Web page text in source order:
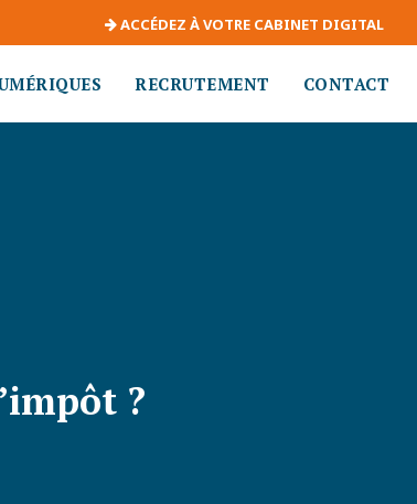
ACCÉDEZ À VOTRE CABINET DIGITAL
RECRUTEMENT CONTACT
?